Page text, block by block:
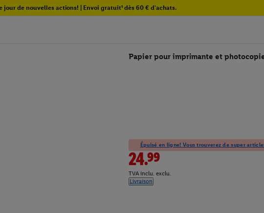
jour de nouvelles actions! | Envoi gratuit¹ dès 60 € d'achats.
Papier pour imprimante et
Épuisé en ligne! Vous trouverez de super
24.99
TVA inclu. exclu.
Livraison